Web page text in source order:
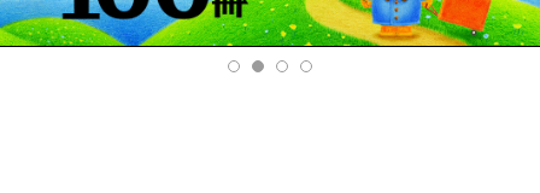
Pre
v
Ne
xt